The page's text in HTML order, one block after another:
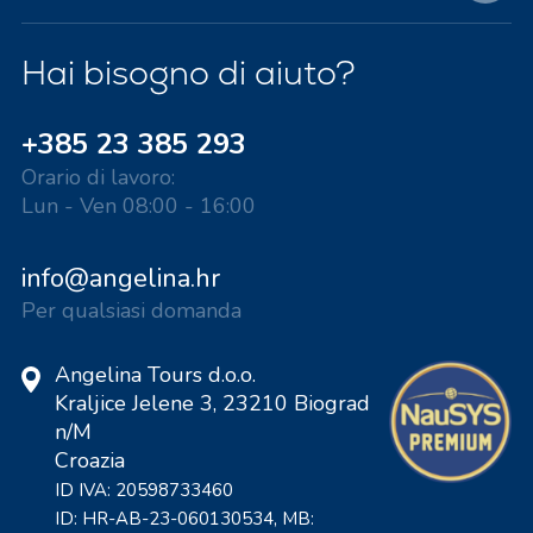
Hai bisogno di aiuto?
+385 23 385 293
Orario di lavoro:
Lun - Ven 08:00 - 16:00
info@angelina.hr
Per qualsiasi domanda
Angelina Tours d.o.o.
Kraljice Jelene 3, 23210 Biograd
n/M
Croazia
ID IVA: 20598733460
ID: HR-AB-23-060130534, MB: